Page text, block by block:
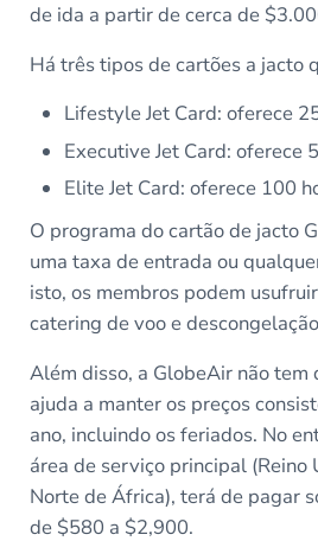
de ida a partir de cerca de
Há três tipos de cartões a jacto
Lifestyle Jet Card: oferece
Executive Jet Card: oferece
Elite Jet Card: oferece 100
O programa do cartão de jacto
uma taxa de entrada ou
isto, os membros podem
catering de voo e
Além disso, a GlobeAir não tem
ajuda a manter os preços
ano, incluindo os feriados. No
área de serviço principal (Reino
Norte de África), terá de pagar
de $580 a $2,900.